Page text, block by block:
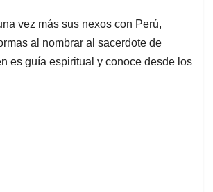
vez más sus nexos con Perú,
al nombrar al sacerdote de
es guía espiritual y conoce desde los